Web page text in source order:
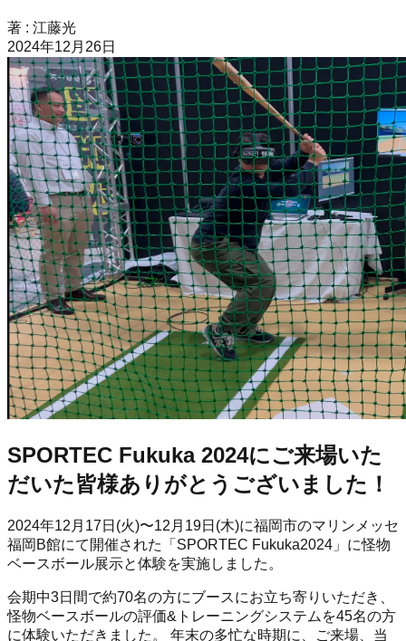
著 : 江藤光
2024年12月26日
SPORTEC Fukuka 2024にご来場いた
だいた皆様ありがとうございました！
2024年12月17日(火)〜12月19日(木)に福岡市のマリンメッセ
福岡B館にて開催された「SPORTEC Fukuka2024」に怪物
ベースボール展示と体験を実施しました。
会期中3日間で約70名の方にブースにお立ち寄りいただき、
怪物ベースボールの評価&トレーニングシステムを45名の方
に体験いただきました。 年末の多忙な時期に、ご来場、当